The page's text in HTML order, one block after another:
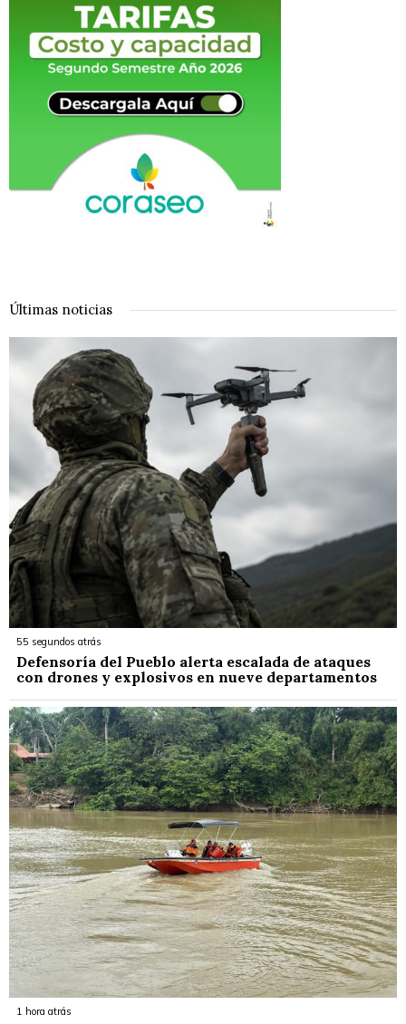
Últimas noticias
55 segundos atrás
Defensoría del Pueblo alerta escalada de ataques
con drones y explosivos en nueve departamentos
1 hora atrás